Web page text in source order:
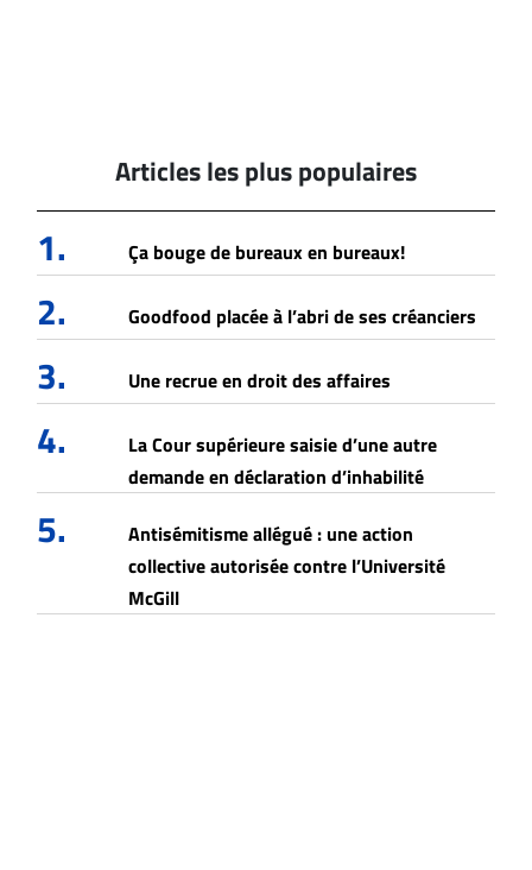
Articles les plus populaires
1. Ça bouge de bureaux en bureaux!
2. Goodfood placée à l’abri de ses créanciers
3. Une recrue en droit des affaires
4.
La Cour supérieure saisie d’une autre
demande en déclaration d’inhabilité
5.
Antisémitisme allégué : une action
collective autorisée contre l’Université
McGill